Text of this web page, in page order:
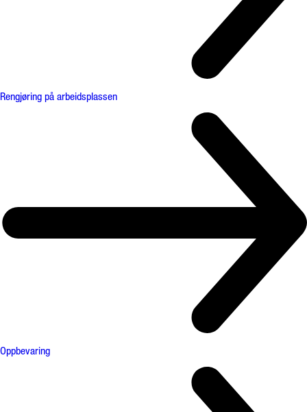
Rengjøring på arbeidsplassen
Oppbevaring